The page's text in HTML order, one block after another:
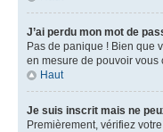
J’ai perdu mon mot de
Pas de panique ! Bien que
en mesure de pouvoir
Haut
Je suis inscrit mais ne
Premièrement, vérifiez